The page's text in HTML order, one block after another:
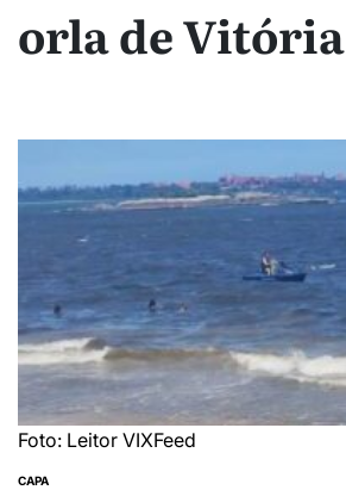
orla de Vitória
Foto: Leitor VIXFeed
CAPA